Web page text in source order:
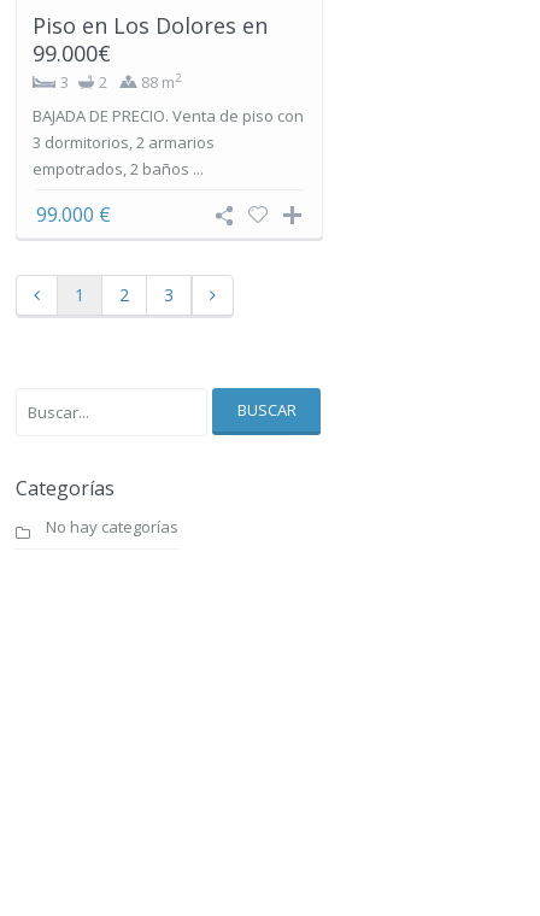
Piso en Los Dolores en
99.000€
3 2 88 m2
BAJADA DE PRECIO. Venta de piso con
3 dormitorios, 2 armarios
empotrados, 2 baños ...
99.000 €
1 2 3
BUSCAR
Categorías
No hay categorías